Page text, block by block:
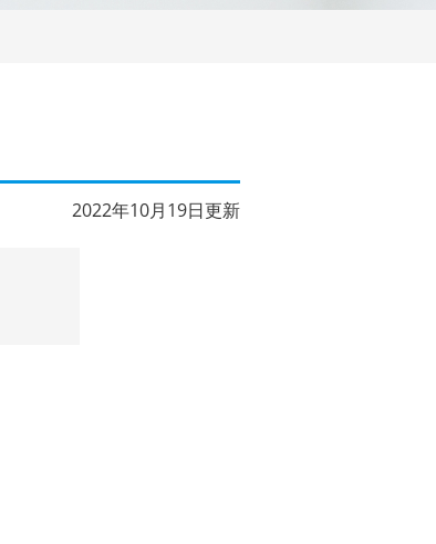
2022年10月19日更新